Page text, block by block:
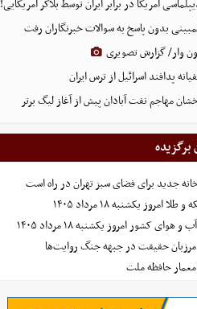
آمریکا در برابر ایران توسط بلاگر آمریکایی!
بدون پاسخ به سوالات خبرنگاران رفت
ون وار/ گزارش تصویری
پدافند اسرائیل از ترس ایران
مهاجم نفت آبادان پیش از آغاز لیگ برتر
برگزیده
امروز یکشنبه ۱۸ مرداد ۱۴۰۵
کشور امروز یکشنبه ۱۸ مرداد ۱۴۰۵
مرزبان حقیقت در جبهه جنگ روایت‌ها
معمار حافظه ملت